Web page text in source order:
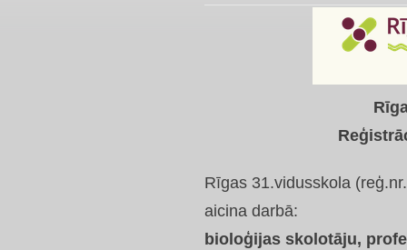
Rīgas 31.vidusskola
aicina darbā:
bioloģijas skolotāju,